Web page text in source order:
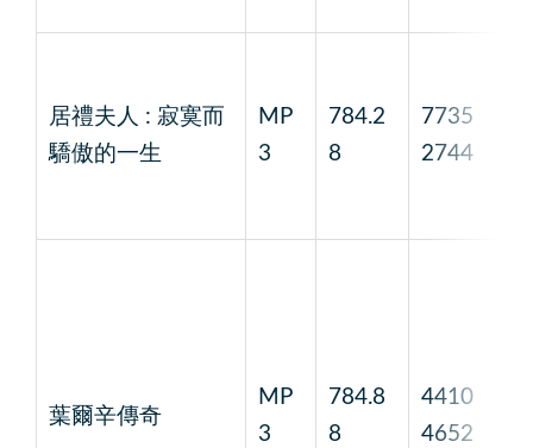
居禮夫人 : 寂寞而
驕傲的一生
MP
3
784.2
8
7735
2744
葉爾辛傳奇
MP
3
784.8
8
4410
4652